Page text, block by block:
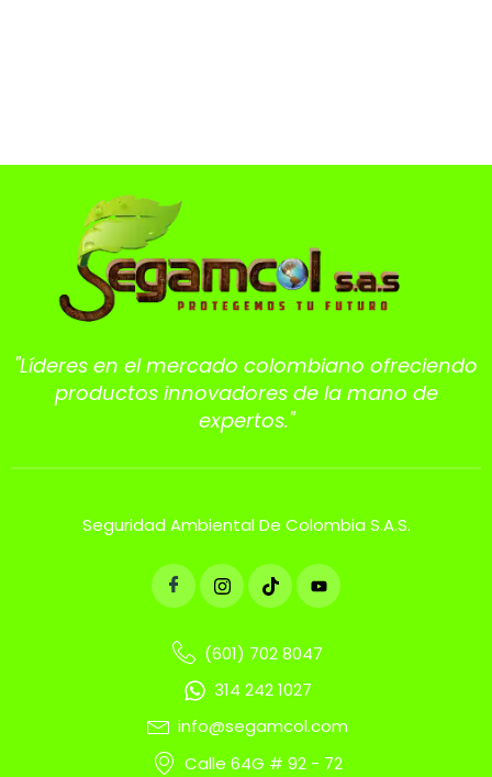
"Líderes en el mercado colombiano ofreciendo
productos innovadores de la mano de
expertos."
Seguridad Ambiental De Colombia S.A.S.
(601) 702 8047
314 242 1027
info@segamcol.com
Calle 64G # 92 - 72